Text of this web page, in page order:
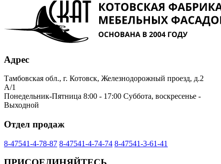
Адрес
Тамбовская обл., г. Котовск, Железнодорожный проезд, д.2
А/1
Понедельник-Пятница 8:00 - 17:00 Суббота, воскресенье -
Выходной
Отдел продаж
8-47541-4-78-87 8-47541-4-74-74 8-47541-3-61-41